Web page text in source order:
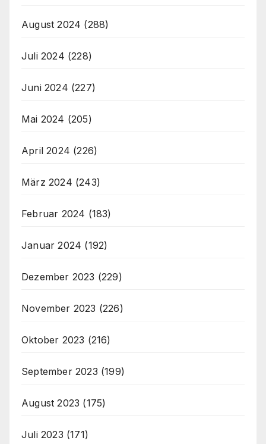
August 2024 (288)
Juli 2024 (228)
Juni 2024 (227)
Mai 2024 (205)
April 2024 (226)
März 2024 (243)
Februar 2024 (183)
Januar 2024 (192)
Dezember 2023 (229)
November 2023 (226)
Oktober 2023 (216)
September 2023 (199)
August 2023 (175)
Juli 2023 (171)